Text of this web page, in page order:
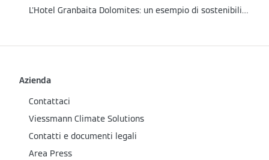
L'Hotel Granbaita Dolomites: un esempio di sostenibilità tra le Dolomiti
Azienda
Contattaci
Viessmann Climate Solutions
Contatti e documenti legali
Area Press